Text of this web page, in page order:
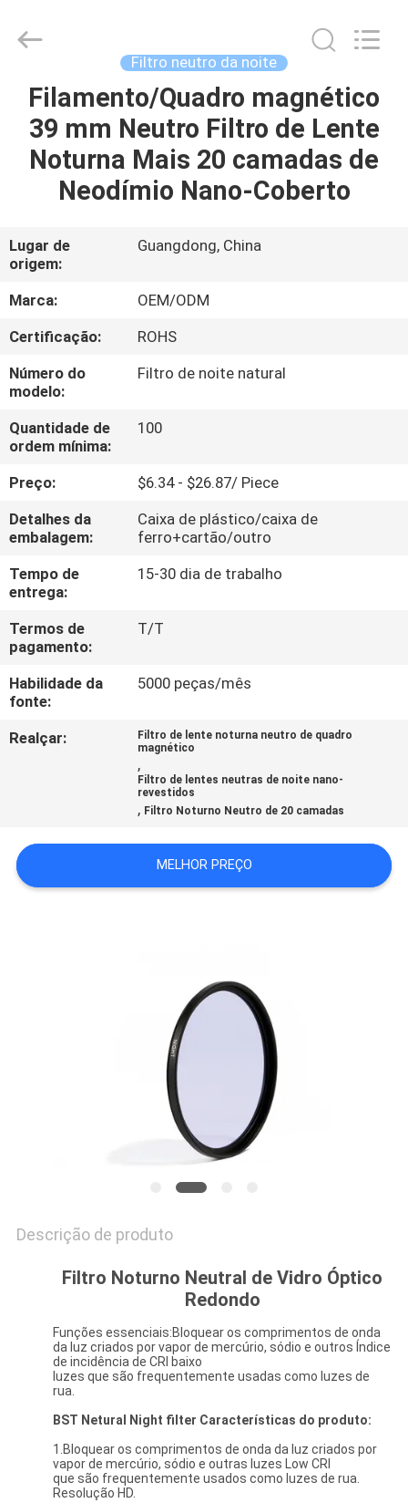
CASA
PRODUTOS
NÓS
EXCURSÃO
DA
FÁBRICA
CONTROLE
DA
QUALIDADE
CONTACTE-
NOS
PEÇA
UMAS
CITAÇÕES
MAPA
PRIVACY
Technology
Ltd..
Filtro neutro da noite
Filamento/Quadro magnético
39 mm Neutro Filtro de Lente
Noturna Mais 20 camadas de
Neodímio Nano-Coberto
Lugar de
origem:
Guangdong, China
Marca:
OEM/ODM
Certificação:
ROHS
Número do
modelo:
Filtro de noite natural
Quantidade de
ordem mínima:
100
Preço:
$6.34 - $26.87/ Piece
Detalhes da
embalagem:
Caixa de plástico/caixa de
ferro+cartão/outro
Tempo de
entrega:
15-30 dia de trabalho
Termos de
pagamento:
T/T
Habilidade da
fonte:
5000 peças/mês
Realçar:
Filtro de lente noturna neutro de quadro
magnético
,
Filtro de lentes neutras de noite nano-
revestidos
, Filtro Noturno Neutro de 20 camadas
MELHOR PREÇO
Descrição de produto
Filtro Noturno Neutral de Vidro Óptico
Redondo
Funções essenciais:Bloquear os comprimentos de onda
da luz criados por vapor de mercúrio, sódio e outros Índice
de incidência de CRI baixo
luzes que são frequentemente usadas como luzes de
rua.
BST Netural Night filter Características do produto:
1.Bloquear os comprimentos de onda da luz criados por
vapor de mercúrio, sódio e outras luzes Low CRI
que são frequentemente usados como luzes de rua.
Resolução HD.